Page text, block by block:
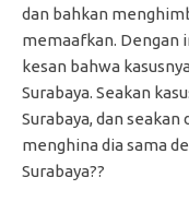
dan bahkan
memaafkan. Dengan
kesan bahwa
Surabaya. Seakan
Surabaya, dan
menghina dia sama
Surabaya??